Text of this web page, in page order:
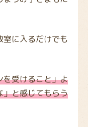
に入るだけでも
を受けること」よ
」と感じてもらう